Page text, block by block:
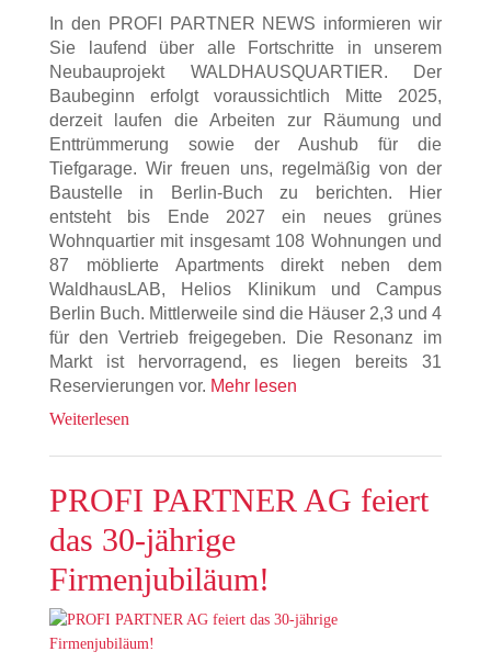
In den PROFI PARTNER NEWS informieren wir
Sie laufend über alle Fortschritte in unserem
Neubauprojekt WALDHAUSQUARTIER. Der
Baubeginn erfolgt voraussichtlich Mitte 2025,
derzeit laufen die Arbeiten zur Räumung und
Enttrümmerung sowie der Aushub für die
Tiefgarage. Wir freuen uns, regelmäßig von der
Baustelle in Berlin-Buch zu berichten. Hier
entsteht bis Ende 2027 ein neues grünes
Wohnquartier mit insgesamt 108 Wohnungen und
87 möblierte Apartments direkt neben dem
WaldhausLAB, Helios Klinikum und Campus
Berlin Buch. Mittlerweile sind die Häuser 2,3 und 4
für den Vertrieb freigegeben. Die Resonanz im
Markt ist hervorragend, es liegen bereits 31
Reservierungen vor. Mehr lesen
Weiterlesen
PROFI PARTNER AG feiert
das 30-jährige
Firmenjubiläum!